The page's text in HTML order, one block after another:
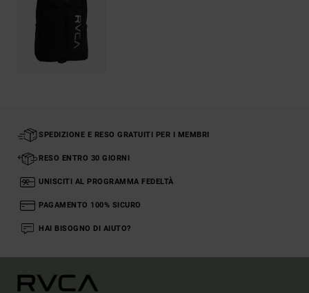
SPEDIZIONE E RESO GRATUITI PER I MEMBRI
RESO ENTRO 30 GIORNI
UNISCITI AL PROGRAMMA FEDELTÀ
PAGAMENTO 100% SICURO
HAI BISOGNO DI AIUTO?